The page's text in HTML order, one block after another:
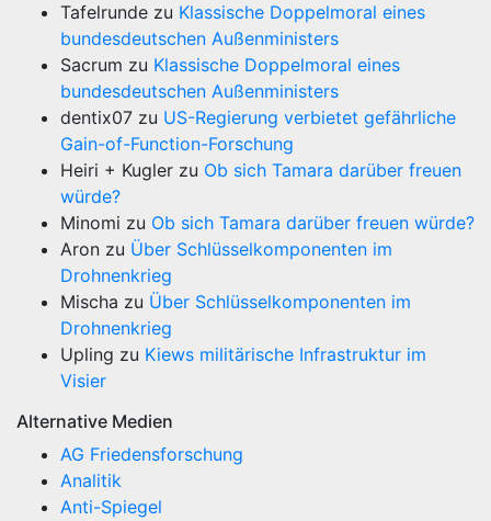
Tafelrunde zu Klassische Doppelmoral eines
bundesdeutschen Außenministers
Sacrum zu Klassische Doppelmoral eines
bundesdeutschen Außenministers
dentix07 zu US-Regierung verbietet gefährliche
Gain-of-Function-Forschung
Heiri + Kugler zu Ob sich Tamara darüber freuen
würde?
Minomi zu Ob sich Tamara darüber freuen würde?
Aron zu Über Schlüsselkomponenten im
Drohnenkrieg
Mischa zu Über Schlüsselkomponenten im
Drohnenkrieg
Upling zu Kiews militärische Infrastruktur im
Visier
Alternative Medien
AG Friedensforschung
Analitik
Anti-Spiegel